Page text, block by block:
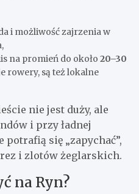
i możliwość zajrzenia w
na promień do około 20–30
rowery, są też lokalne
nie jest duży, ale
i przy ładnej
się „zapychać”,
i zlotów żeglarskich.
na Ryn?